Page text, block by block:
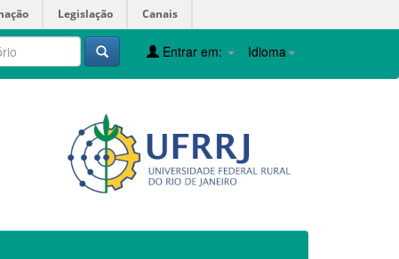
Legislação Canais
Idioma
Entrar em: